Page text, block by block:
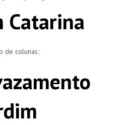
Catarina
de colunas;